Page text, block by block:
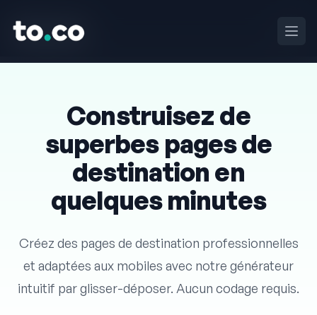
to.co
to.co
Construisez de
superbes pages de
destination en
quelques minutes
Créez des pages de destination professionnelles
et adaptées aux mobiles avec notre générateur
intuitif par glisser-déposer. Aucun codage requis.